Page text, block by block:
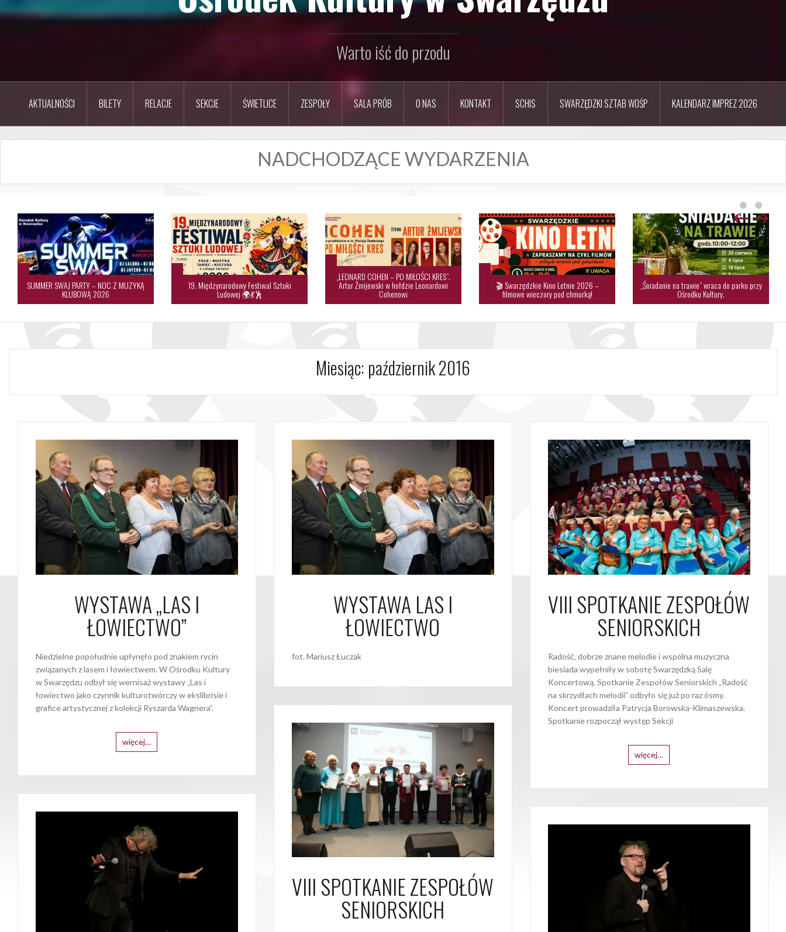
Warto iść do przodu
AKTUALNOŚCI BILETY RELACJE SEKCJE ŚWIETLICE ZESPOŁY SALA PRÓB O NAS KONTAKT SCHIS SWARZĘDZKI SZTAB WOŚP KALENDARZ IMPREZ 2026
NADCHODZĄCE WYDARZENIA
SUMMER SWAJ PARTY – NOC Z MUZYKĄ
KLUBOWĄ 2026
19. Międzynarodowy Festiwal Sztuki
Ludowej 🌍💃🕺
„LEONARD COHEN – PO MIŁOŚCI KRES”.
Artur Żmijewski w hołdzie Leonardowi
Cohenowi
🎬 Swarzędzkie Kino Letnie 2026 –
filmowe wieczory pod chmurką!
„Śniadanie na trawie” wraca do parku przy
Ośrodku Kultury.
Miesiąc: październik 2016
WYSTAWA „LAS I
ŁOWIECTWO”
Niedzielne popołudnie upłynęło pod znakiem rycin
związanych z lasem i łowiectwem. W Ośrodku Kultury
w Swarzędzu odbył się wernisaż wystawy „Las i
łowiectwo jako czynnik kulturotwórczy w ekslibrisie i
grafice artystycznej z kolekcji Ryszarda Wagnera”.
więcej…
WYSTAWA LAS I
ŁOWIECTWO
fot. Mariusz Łuczak
VIII SPOTKANIE ZESPOŁÓW
SENIORSKICH
Radość, dobrze znane melodie i wspólna muzyczna
biesiada wypełniły w sobotę Swarzędzką Salę
Koncertową. Spotkanie Zespołów Seniorskich „Radość
na skrzydłach melodii” odbyło się już po raz ósmy.
Koncert prowadziła Patrycja Borowska-Klimaszewska.
Spotkanie rozpoczął występ Sekcji
więcej…
VIII SPOTKANIE ZESPOŁÓW
SENIORSKICH